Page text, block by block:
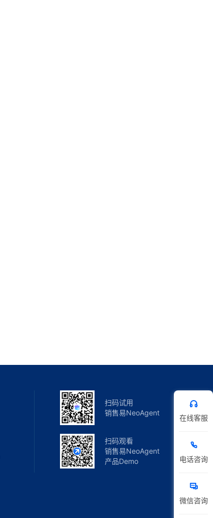
扫码试用
销售易NeoAgent
扫码观看
销售易NeoAgent
产品Demo
在线客服
电话咨询
微信咨询